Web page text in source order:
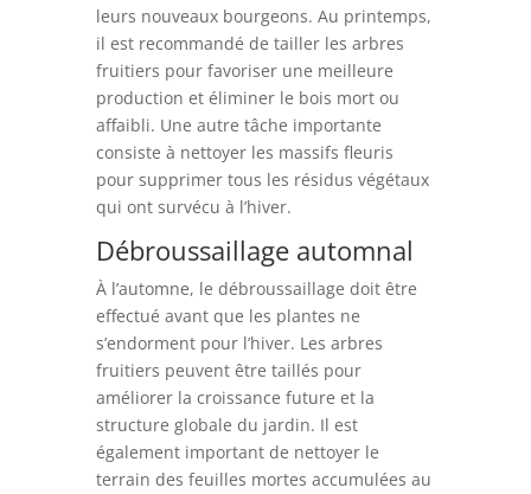
leurs nouveaux bourgeons. Au printemps,
il est recommandé de tailler les arbres
fruitiers pour favoriser une meilleure
production et éliminer le bois mort ou
affaibli. Une autre tâche importante
consiste à nettoyer les massifs fleuris
pour supprimer tous les résidus végétaux
qui ont survécu à l’hiver.
Débroussaillage automnal
À l’automne, le débroussaillage doit être
effectué avant que les plantes ne
s’endorment pour l’hiver. Les arbres
fruitiers peuvent être taillés pour
améliorer la croissance future et la
structure globale du jardin. Il est
également important de nettoyer le
terrain des feuilles mortes accumulées au